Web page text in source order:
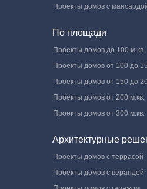
Проекты домов с
По площади
Проекты домов до 100 м.кв.
Проекты домов от 100 до
Проекты домов от 150 до
Проекты домов от 200 м.кв.
Проекты домов от 300 м.кв.
Архитектурные
Проекты домов с террасой
Проекты домов с верандой